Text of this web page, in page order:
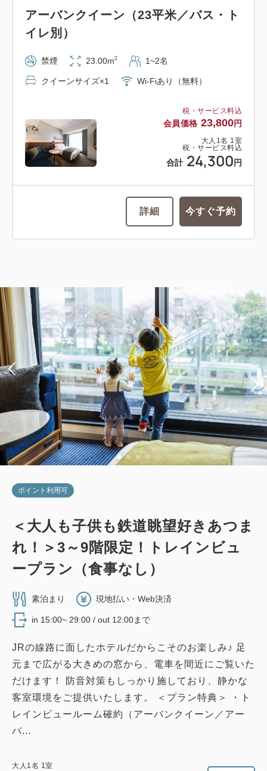
税・サービス料込
会員価格 23,800円
大人 1名 1室
税・サービス料込
合計 24,300 円
アーバンクイーン（23平米／バス・ト
イレ別）
禁煙 23.00m2 1~2名
クイーンサイズ×1 Wi-Fiあり（無料）
詳細 今すぐ予約
ポイント利用可
＜大人も子供も鉄道眺望好きあつま
れ！＞3～9階限定！トレインビュ
ープラン（食事なし）
素泊まり 現地払い・Web決済
in 15:00~ 29:00 / out 12:00まで
JRの線路に面したホテルだからこそのお楽しみ♪ 足
元まで広がる大きめの窓から、電車を間近にご覧いた
だけます！ 防音対策もしっかり施しており、静かな
客室環境をご提供いたします。 ＜プラン特典＞ ・ト
レインビュールーム確約（アーバンクイーン／アー
バ...
大人 1名 1室